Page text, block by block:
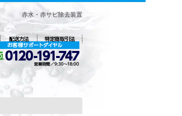
赤水・赤サビ除去装置